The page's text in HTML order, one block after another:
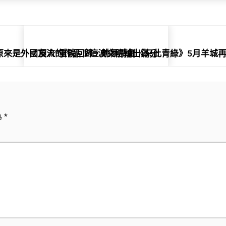
是外國友人的作品！這波文明輸出滿分
“頂流”重磅回歸，跳舞詩劇《只此青綠》5月羊城
*